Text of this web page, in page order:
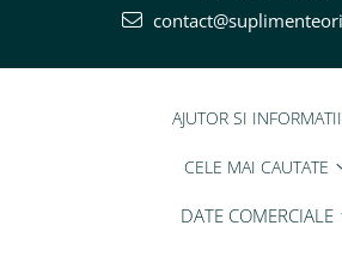
AJUTOR SI INFORMATII
CELE MAI CAUTATE
DATE COMERCIALE